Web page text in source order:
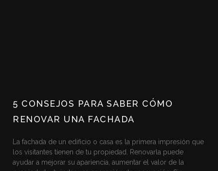
5 CONSEJOS PARA SABER CÓMO
RENOVAR UNA FACHADA
La fachada de un edificio o casa es la primera impresión que
los visitantes tienen de tu propiedad. Renovarla puede
ayudar a mejorar su apariencia, aumentar el valor de la